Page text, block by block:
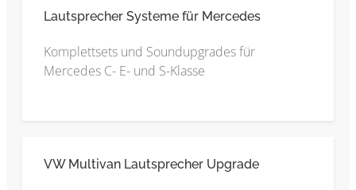
Lautsprecher Systeme für Mercedes
Komplettsets und Soundupgrades für
Mercedes C- E- und S-Klasse
VW Multivan Lautsprecher Upgrade